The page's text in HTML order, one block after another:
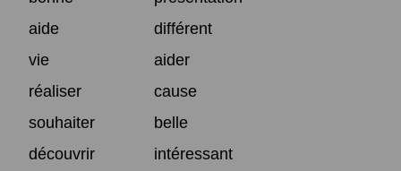
aide
différent
vie
aider
réaliser
cause
souhaiter
belle
découvrir
intéressant